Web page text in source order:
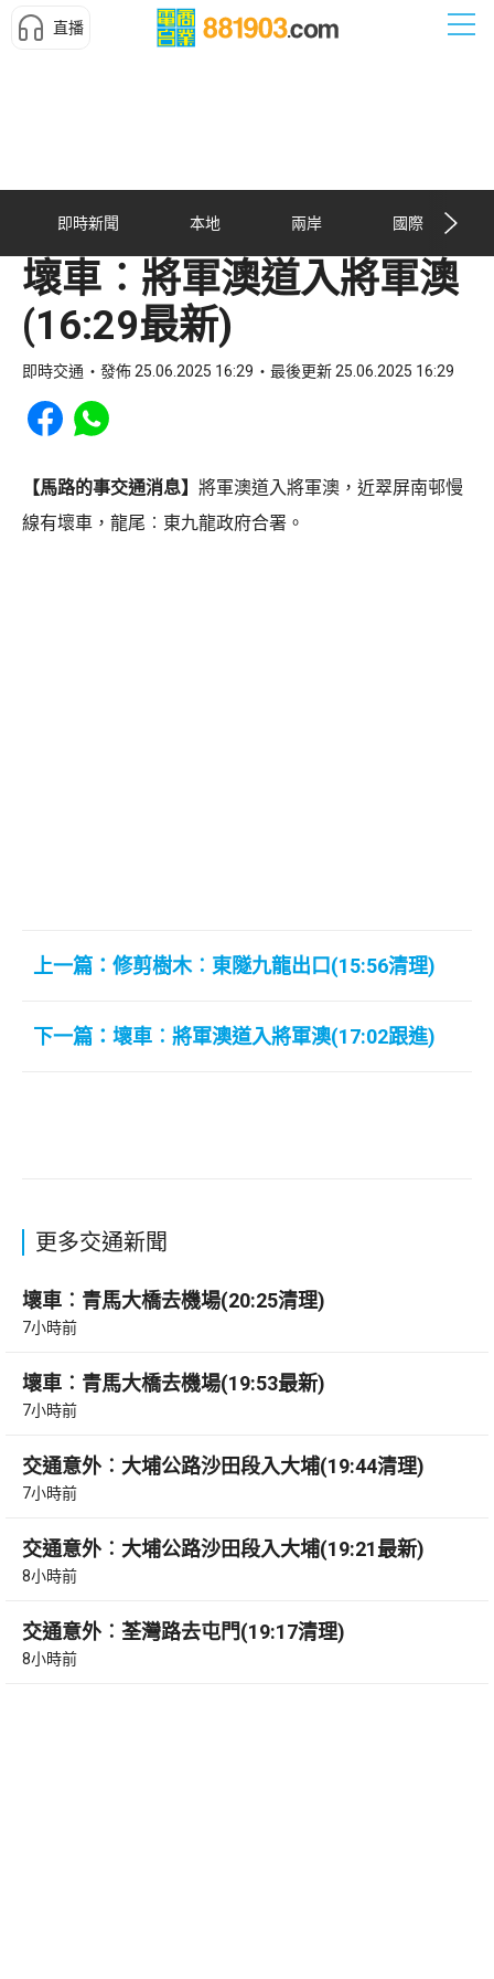
直播
即時新聞 本地 兩岸 國際
壞車︰將軍澳道入將軍澳
(16:29最新)
即時交通 發佈 25.06.2025 16:29 最後更新 25.06.2025 16:29
Share to Facebook
Share to WhatsApp
【馬路的事交通消息】 將軍澳道入將軍澳，近翠屏南邨慢
線有壞車，龍尾︰東九龍政府合署。
上一篇：修剪樹木︰東隧九龍出口(15:56清理)
下一篇：壞車︰將軍澳道入將軍澳(17:02跟進)
更多交通新聞
壞車︰青馬大橋去機場(20:25清理)
7小時前
壞車︰青馬大橋去機場(19:53最新)
7小時前
交通意外︰大埔公路沙田段入大埔(19:44清理)
7小時前
交通意外︰大埔公路沙田段入大埔(19:21最新)
8小時前
交通意外︰荃灣路去屯門(19:17清理)
8小時前